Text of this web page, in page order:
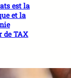
est la
et la
de TAX